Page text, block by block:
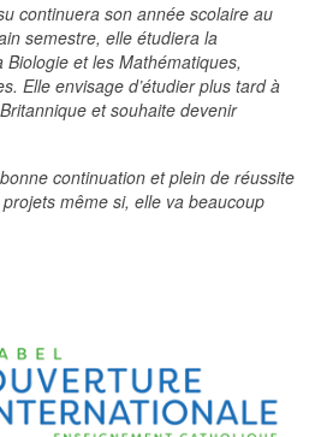
continuera son année scolaire au
semestre, elle étudiera la
et les Mathématiques,
Elle envisage d’étudier plus tard à
et souhaite devenir
continuation et plein de réussite
même si, elle va beaucoup